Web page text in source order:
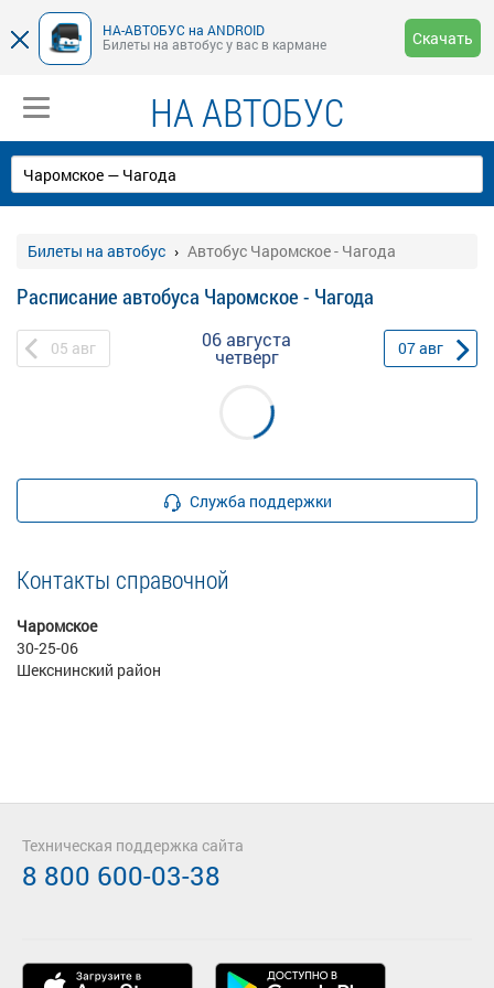
НА-АВТОБУС на ANDROID
Билеты на автобус у вас в кармане
Скачать
НА АВТОБУС
Билеты на автобус Автобус Чаромское - Чагода
Расписание автобуса Чаромское - Чагода
05 авг 06 августа
четверг 07авг
Служба поддержки
Контакты справочной
Чаромское
30-25-06
Шекснинский район
Техническая поддержка сайта
8 800 600-03-38